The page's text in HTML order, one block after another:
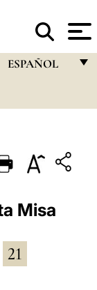
ESPAÑOL
PORTUGUÊS
ESPAÑOL
POLSKI
Misa
21